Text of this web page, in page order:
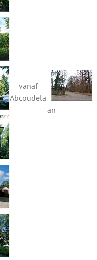
vanaf
Abcoudela
an